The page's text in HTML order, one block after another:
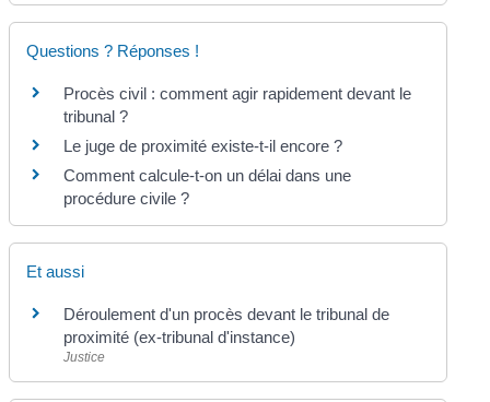
Questions ? Réponses !
Procès civil : comment agir rapidement devant le
tribunal ?
Le juge de proximité existe-t-il encore ?
Comment calcule-t-on un délai dans une
procédure civile ?
Et aussi
Déroulement d'un procès devant le tribunal de
proximité (ex-tribunal d'instance)
Justice